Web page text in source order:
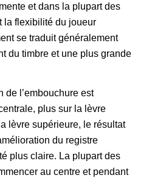
et dans la plupart des
la flexibilité du joueur
se traduit généralement
du timbre et une plus grande
de l’embouchure est
plus sur la lèvre
lèvre supérieure, le résultat
du registre
plus claire. La plupart des
au centre et pendant